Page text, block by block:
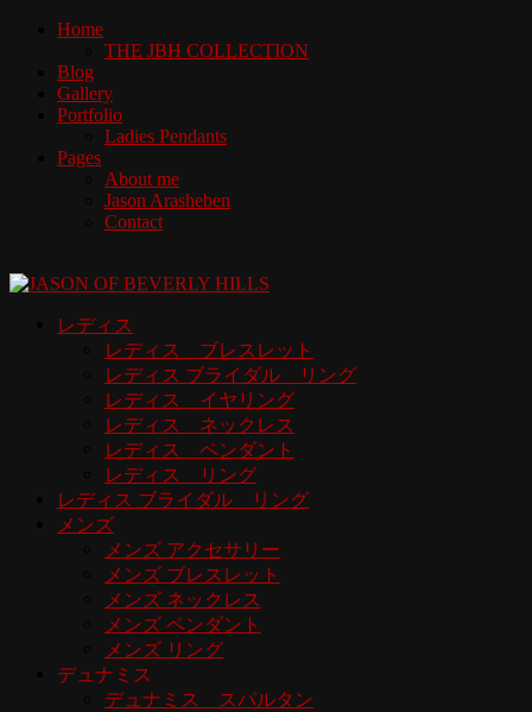
Home
THE JBH COLLECTION
Blog
Gallery
Portfolio
Ladies Pendants
Pages
About me
Jason Arasheben
Contact
レディス
レディス ブレスレット
レディス ブライダル リング
レディス イヤリング
レディス ネックレス
レディス ペンダント
レディス リング
レディス ブライダル リング
メンズ
メンズ アクセサリー
メンズ ブレスレット
メンズ ネックレス
メンズ ペンダント
メンズ リング
デュナミス
デュナミス スパルタン